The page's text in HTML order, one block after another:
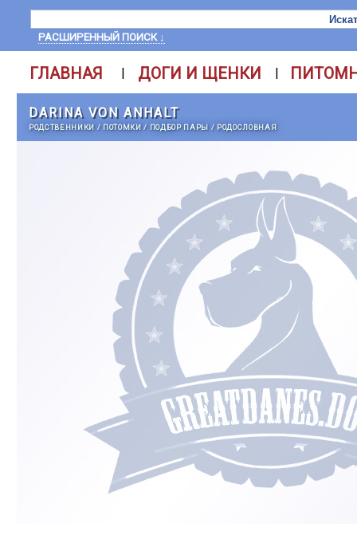
РАСШИРЕННЫЙ ПОИСК ↓
ГЛАВНАЯ | ДОГИ И ЩЕНКИ |
DARINA VON ANHALT
РОДСТВЕННИКИ / ПОТОМКИ/ ПОДБОР ПАРЫ / РОДОСЛОВНАЯ